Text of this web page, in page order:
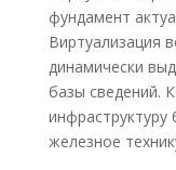
фундамент
Виртуализация
динамически
базы сведений.
железное